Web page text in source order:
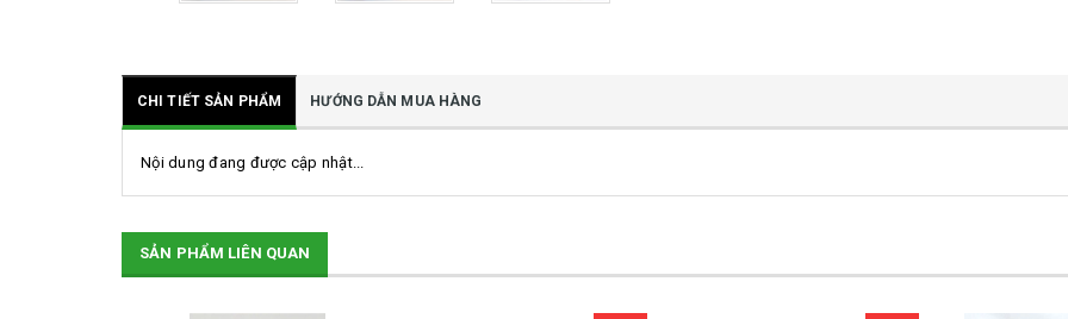
CHI TIẾT SẢN PHẨM HƯỚNG DẪN MUA HÀNG
Nội dung đang được cập nhật...
SẢN PHẨM LIÊN QUAN